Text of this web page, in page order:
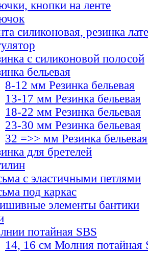
кнопки на ленте
силиконовая, резинка
с силиконовой полосой
бельевая
8-12 мм Резинка бельевая
13-17 мм Резинка бельевая
18-22 мм Резинка бельевая
23-30 мм Резинка бельевая
32 =>> мм Резинка бельевая
для бретелей
с эластичными петлями
под каркас
элементы бантики
потайная SBS
14, 16 см Молния потайная